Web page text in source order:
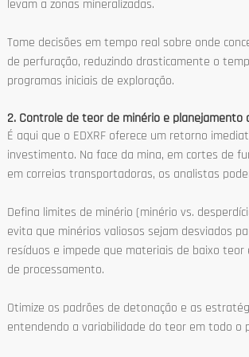
levam a zonas mineralizadas.
Tome decisões em tempo real sobre onde
de perfuração, reduzindo drasticamente o
programas iniciais de exploração.
2. Controle de teor de minério e planejamento
É aqui que o EDXRF oferece um retorno
investimento. Na face da mina, em cortes de
em correias transportadoras, os analistas
Defina limites de minério (minério vs.
evita que minérios valiosos sejam desviados
resíduos e impede que materiais de baixo
de processamento.
Otimize os padrões de detonação e as
entendendo a variabilidade do teor em todo o